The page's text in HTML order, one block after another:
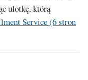
ulotkę, którą
Service (6 stron